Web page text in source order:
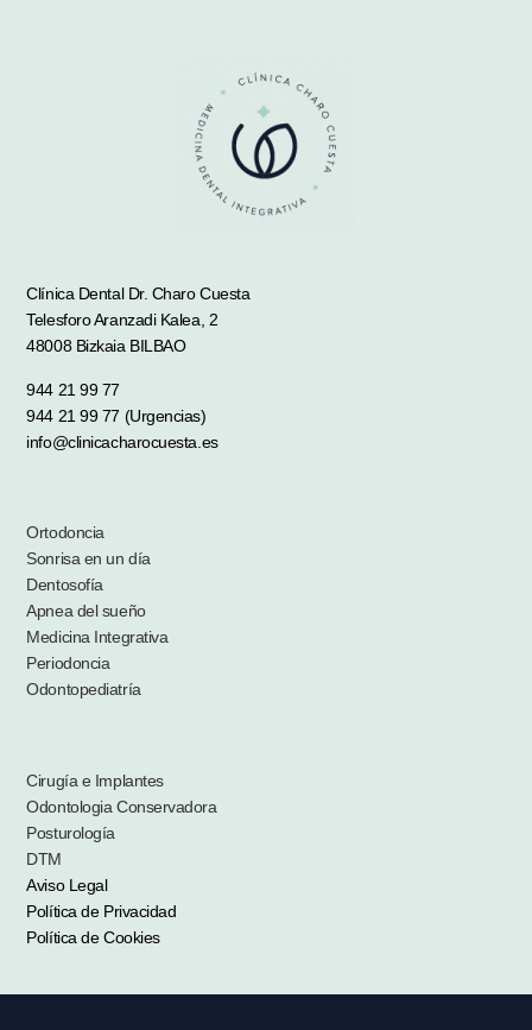
Clínica Dental Dr. Charo Cuesta
Telesforo Aranzadi Kalea, 2
48008 Bizkaia BILBAO
944 21 99 77
944 21 99 77 (Urgencias)
info@clinicacharocuesta.es
Ortodoncia
Sonrisa en un día
Dentosofía
Apnea del sueño
Medicina Integrativa
Periodoncia
Odontopediatría
Cirugía e Implantes
Odontologia Conservadora
Posturología
DTM
Aviso Legal
Política de Privacidad
Política de Cookies